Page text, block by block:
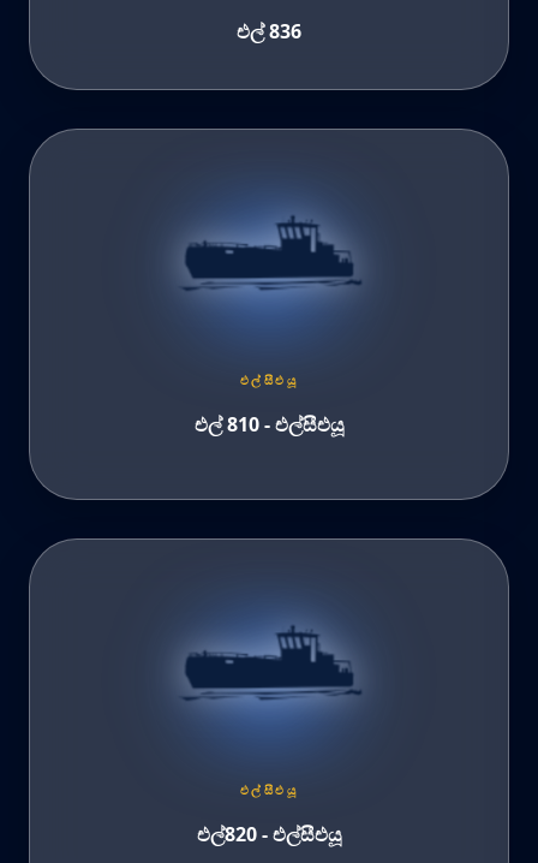
එල් 836
එල්සීඑයූ
එල් 810 - එල්සීඑයූ
එල්සීඑයූ
එල්820 - එල්සීඑයූ